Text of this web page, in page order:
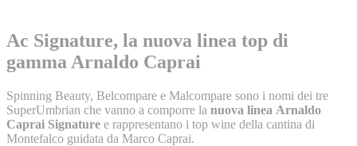
Ac Signature, la nuova linea top di
gamma Arnaldo Caprai
Spinning Beauty, Belcompare e Malcompare sono i nomi dei tre
SuperUmbrian che vanno a comporre la nuova linea Arnaldo
Caprai Signature e rappresentano i top wine della cantina di
Montefalco guidata da Marco Caprai.